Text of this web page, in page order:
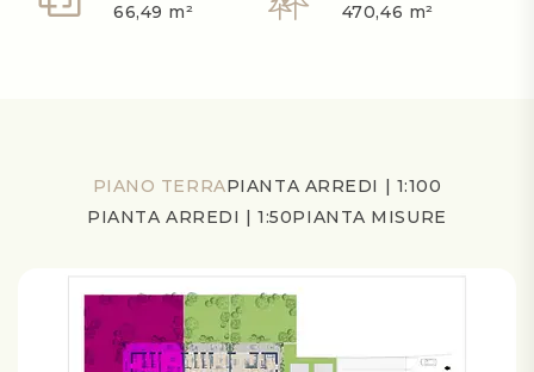
66,49 m²
470,46 m²
PIANO TERRAPIANTA ARREDI | 1:100
PIANTA ARREDI | 1:50PIANTA MISURE